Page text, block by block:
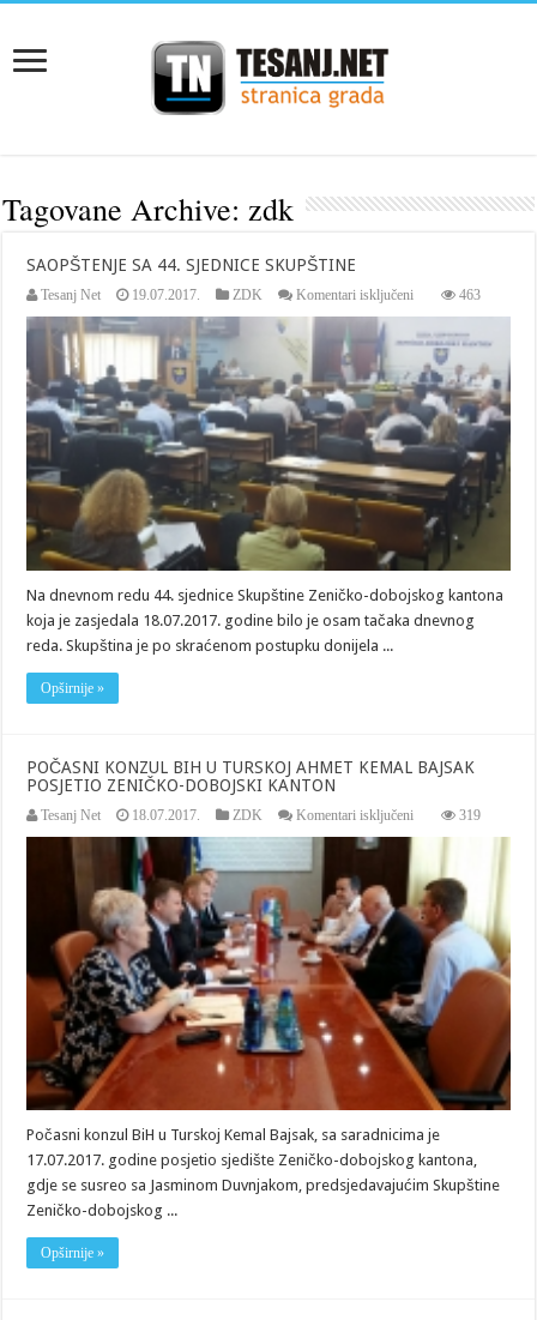
Tagovane Archive:zdk
SAOPŠTENJE SA 44. SJEDNICE SKUPŠTINE
Tesanj Net 19.07.2017. ZDK Komentari isključeni
SA
44.
SJEDNICE
SKUPŠTINE
463
Na dnevnom redu 44. sjednice Skupštine Zeničko-dobojskog kantona
koja je zasjedala 18.07.2017. godine bilo je osam tačaka dnevnog
reda. Skupština je po skraćenom postupku donijela ...
Opširnije »
POČASNI KONZUL BIH U TURSKOJ AHMET KEMAL BAJSAK
POSJETIO ZENIČKO-DOBOJSKI KANTON
Tesanj Net 18.07.2017. ZDK Komentari isključeni
U
TURSKOJ
AHMET
KEMAL
BAJSAK
POSJETIO
ZENIČKO-
DOBOJSKI
KANTON
319
Počasni konzul BiH u Turskoj Kemal Bajsak, sa saradnicima je
17.07.2017. godine posjetio sjedište Zeničko-dobojskog kantona,
gdje se susreo sa Jasminom Duvnjakom, predsjedavajućim Skupštine
Zeničko-dobojskog ...
Opširnije »